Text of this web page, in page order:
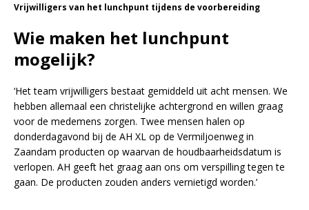
Vrijwilligers van het lunchpunt tijdens de voorbereiding
Wie maken het lunchpunt
mogelijk?
‘Het team vrijwilligers bestaat gemiddeld uit acht mensen. We
hebben allemaal een christelijke achtergrond en willen graag
voor de medemens zorgen. Twee mensen halen op
donderdagavond bij de AH XL op de Vermiljoenweg in
Zaandam producten op waarvan de houdbaarheidsdatum is
verlopen. AH geeft het graag aan ons om verspilling tegen te
gaan. De producten zouden anders vernietigd worden.’